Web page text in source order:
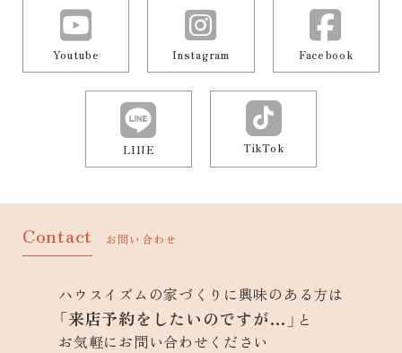
Youtube Instagram Facebook
LINE TikTok
Contact お問い合わせ
ハウスイズムの家づくりに興味のある方は
「来店予約をしたいのですが…」 と
お気軽にお問い合わせください